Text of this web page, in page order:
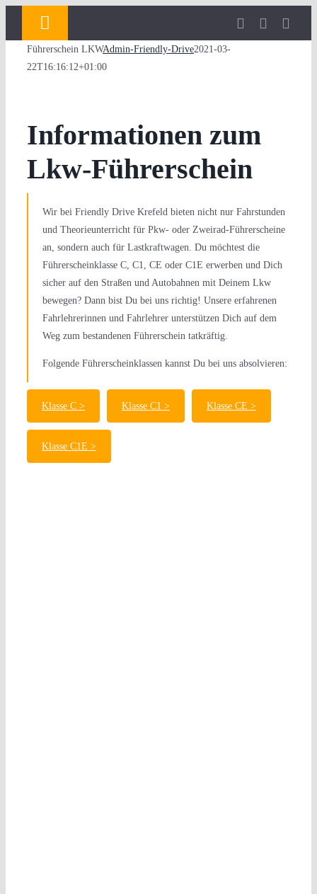
springen
Toggle
Navigation
Startseite
Führerschein-Infos
Führerschein Zweirad
Führerschein PKW
Theoriepläne
Termin vereinbaren: 02151 656 254 0
Führerschein LKWAdmin-Friendly-Drive2021-03-
22T16:16:12+01:00
Informationen zum
Lkw-Führerschein
Wir bei Friendly Drive Krefeld bieten nicht nur Fahrstunden
und Theorieunterricht für Pkw- oder Zweirad-Führerscheine
an, sondern auch für Lastkraftwagen. Du möchtest die
Führerscheinklasse C, C1, CE oder C1E erwerben und Dich
sicher auf den Straßen und Autobahnen mit Deinem Lkw
bewegen? Dann bist Du bei uns richtig! Unsere erfahrenen
Fahrlehrerinnen und Fahrlehrer unterstützen Dich auf dem
Weg zum bestandenen Führerschein tatkräftig.
Folgende Führerscheinklassen kannst Du bei uns absolvieren:
Klasse C > Klasse C1 > Klasse CE >
Klasse C1E >